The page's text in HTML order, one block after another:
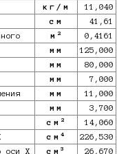
кг/м
11,040
см
41,61
м 2
0,4161
мм
125,000
мм
80,000
мм
7,000
мм
11,000
мм
3,700
см 2
14,060
см 4
226,530
оси X см 3
26,670